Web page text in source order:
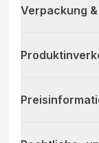
Verpackung